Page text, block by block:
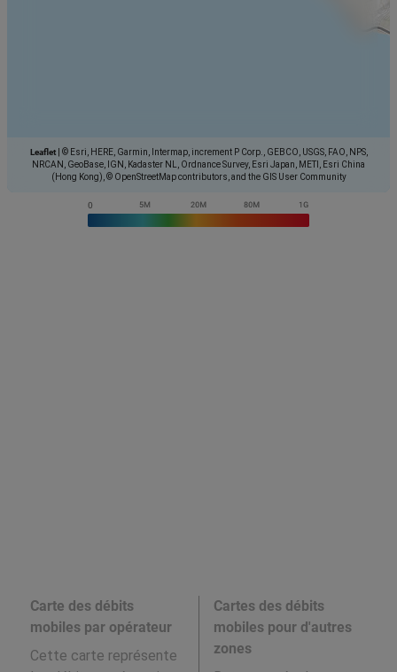
Leaflet
© Esri, HERE, Garmin, Intermap, increment P Corp., GEBCO, USGS, FAO, NPS,
NRCAN, GeoBase, IGN, Kadaster NL, Ordnance Survey, Esri Japan, METI, Esri China
(Hong Kong), © OpenStreetMap contributors, and the GIS User Community
Carte des débits
mobiles par opérateur
Cette carte représente
Cartes des débits
mobiles pour d'autres
zones